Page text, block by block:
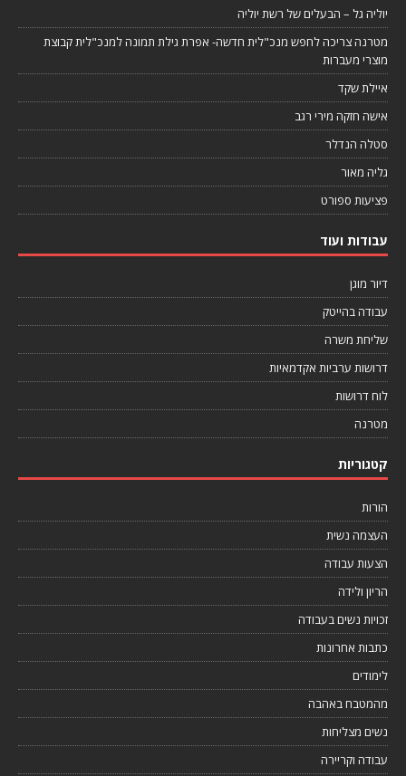
יוליה גל – הבעלים של רשת יוליה
מטרנה צריכה לחפש מנכ"לית חדשה- אפרת גילת תמונה למנכ"לית קבוצת
מוצרי מעברות
איילת שקד
אישה חזקה מירי רגב
סטלה הנדלר
גליה מאור
פציעות ספורט
עבודות ועוד
דיור מוגן
עבודה בהייטק
שליחת משרה
דרושות ערביות אקדמאיות
לוח דרושות
מטרנה
קטגוריות
הורות
העצמה נשית
הצעות עבודה
הריון ולידה
זכויות נשים בעבודה
כתבות אחרונות
לימודים
מהמטבח באהבה
נשים מצליחות
עבודה וקריירה